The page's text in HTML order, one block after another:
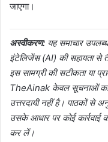
जाएगा।
अस्वीकरण: यह समाचार
इंटेलिजेंस (AI) की सहायता से
इस सामग्री की सटीकता या
TheAinak केवल सूचनाओं
उत्तरदायी नहीं है। पाठकों से
उसके आधार पर कोई
कर लें।